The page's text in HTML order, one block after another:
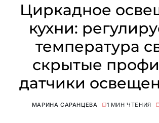
Циркадное
кухни:
температура
скрытые
датчики
МАРИНА САРАНЦЕВА 1 МИН ЧТЕНИЯ